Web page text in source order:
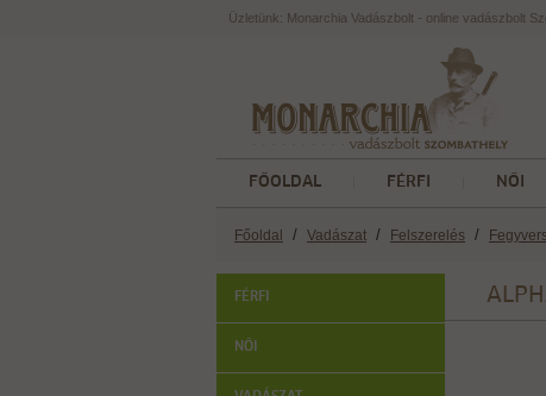
Üzletünk: Monarchia Vadászbolt - online vadászbolt
FŐOLDAL FÉRFI NŐI
Főoldal / Vadászat / Felszerelés /
FÉRFI
NŐI